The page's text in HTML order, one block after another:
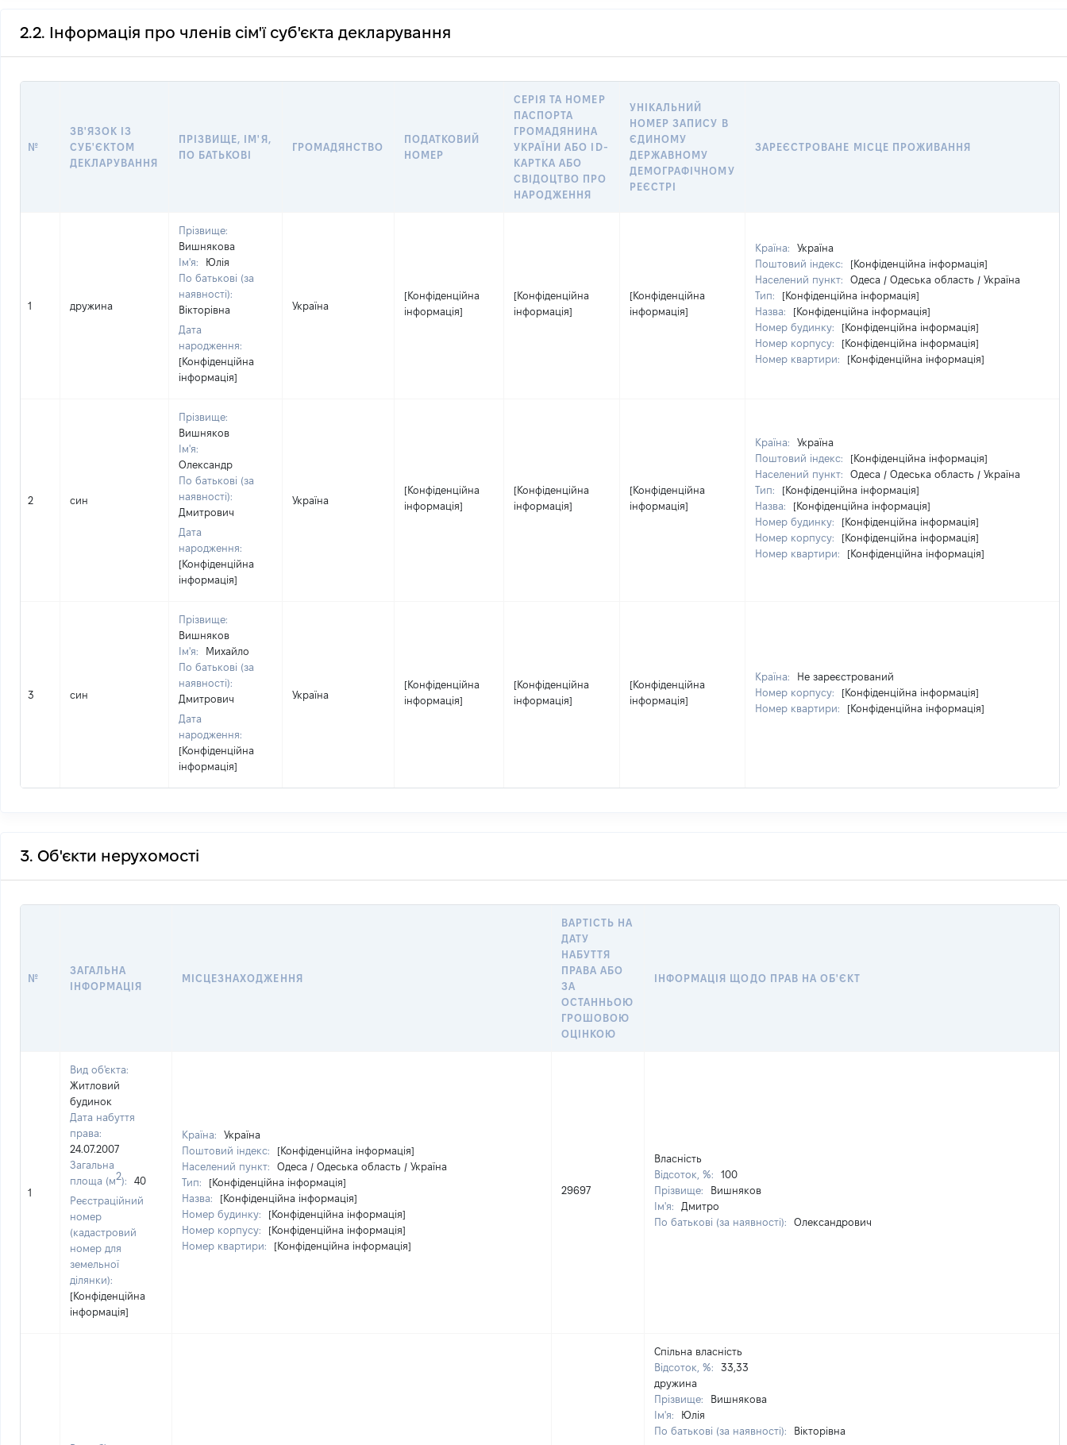
2.2. Інформація про членів сім'ї суб'єкта декларування
№
ЗВ'ЯЗОК ІЗ
СУБ'ЄКТОМ
ДЕКЛАРУВАННЯ
ПРІЗВИЩЕ, ІМ'Я,
ПО БАТЬКОВІ
ГРОМАДЯНСТВО
ПОДАТКОВИЙ
НОМЕР
СЕРІЯ ТА НОМЕР
ПАСПОРТА
ГРОМАДЯНИНА
УКРАЇНИ АБО ID-
КАРТКА АБО
СВІДОЦТВО ПРО
НАРОДЖЕННЯ
УНІКАЛЬНИЙ
НОМЕР ЗАПИСУ В
ЄДИНОМУ
ДЕРЖАВНОМУ
ДЕМОГРАФІЧНОМУ
РЕЄСТРІ
ЗАРЕЄСТРОВАНЕ МІСЦЕ ПРОЖИВАННЯ
1 дружина
Прізвище:
Вишнякова
Ім'я:
Юлія
По батькові (за
наявності):
Вікторівна
Дата
народження:
[Конфіденційна
інформація]
Україна
[Конфіденційна
інформація]
[Конфіденційна
інформація]
[Конфіденційна
інформація]
Країна:
Україна
Поштовий індекс:
[Конфіденційна інформація]
Населений пункт:
Одеса / Одеська область / Україна
Тип:
[Конфіденційна інформація]
Назва:
[Конфіденційна інформація]
Номер будинку:
[Конфіденційна інформація]
Номер корпусу:
[Конфіденційна інформація]
Номер квартири:
[Конфіденційна інформація]
2 син
Прізвище:
Вишняков
Ім'я:
Олександр
По батькові (за
наявності):
Дмитрович
Дата
народження:
[Конфіденційна
інформація]
Україна
[Конфіденційна
інформація]
[Конфіденційна
інформація]
[Конфіденційна
інформація]
Країна:
Україна
Поштовий індекс:
[Конфіденційна інформація]
Населений пункт:
Одеса / Одеська область / Україна
Тип:
[Конфіденційна інформація]
Назва:
[Конфіденційна інформація]
Номер будинку:
[Конфіденційна інформація]
Номер корпусу:
[Конфіденційна інформація]
Номер квартири:
[Конфіденційна інформація]
3 син
Прізвище:
Вишняков
Ім'я:
Михайло
По батькові (за
наявності):
Дмитрович
Дата
народження:
[Конфіденційна
інформація]
Україна
[Конфіденційна
інформація]
[Конфіденційна
інформація]
[Конфіденційна
інформація]
Країна:
Не зареєстрований
Номер корпусу:
[Конфіденційна інформація]
Номер квартири:
[Конфіденційна інформація]
3. Об'єкти нерухомості
№
ЗАГАЛЬНА
ІНФОРМАЦІЯ
МІСЦЕЗНАХОДЖЕННЯ
ВАРТІСТЬ НА
ДАТУ
НАБУТТЯ
ПРАВА АБО
ЗА
ОСТАННЬОЮ
ГРОШОВОЮ
ОЦІНКОЮ
ІНФОРМАЦІЯ ЩОДО ПРАВ НА ОБ'ЄКТ
1
Вид об'єкта:
Житловий
будинок
Дата набуття
права:
24.07.2007
Загальна
площа (м2):
40
Реєстраційний
номер
(кадастровий
номер для
земельної
ділянки):
[Конфіденційна
інформація]
Країна:
Україна
Поштовий індекс:
[Конфіденційна інформація]
Населений пункт:
Одеса / Одеська область / Україна
Тип:
[Конфіденційна інформація]
Назва:
[Конфіденційна інформація]
Номер будинку:
[Конфіденційна інформація]
Номер корпусу:
[Конфіденційна інформація]
Номер квартири:
[Конфіденційна інформація]
29697
Власність
Відсоток, %:
100
Прізвище:
Вишняков
Ім'я:
Дмитро
По батькові (за наявності):
Олександрович
Спільна власність
Відсоток, %:
33,33
дружина
Прізвище:
Вишнякова
Ім'я:
Юлія
По батькові (за наявності):
Вікторівна